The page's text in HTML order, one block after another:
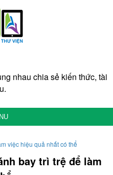
nhau chia sẻ kiến thức, tài
việc hiệu quả nhất có thể
bay trì trệ để làm